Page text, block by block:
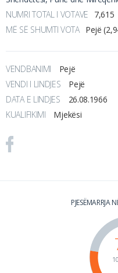
NUMRI TOTAL I VOTAVE
7,615
MË SË SHUMTI VOTA Pejë
VENDBANIMI
Pejë
VENDI I LINDJES
Pejë
DATA E LINDJES
26.08.1966
KUALIFIKIMI
Mjekësi
PJESËMARRJA